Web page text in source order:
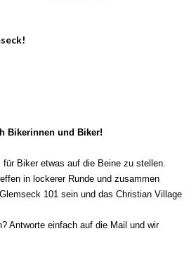
Bikerinnen und Biker!
Biker etwas auf die Beine zu stellen.
in lockerer Runde und zusammen
101 sein und das Christian Village
Antworte einfach auf die Mail und wir